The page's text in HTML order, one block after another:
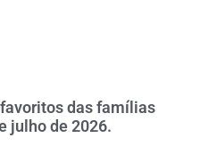
das famílias
julho de 2026.